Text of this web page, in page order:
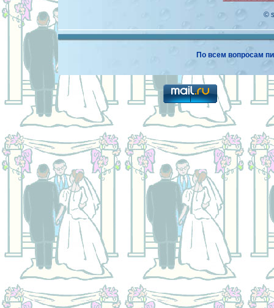
©
По всем вопросам